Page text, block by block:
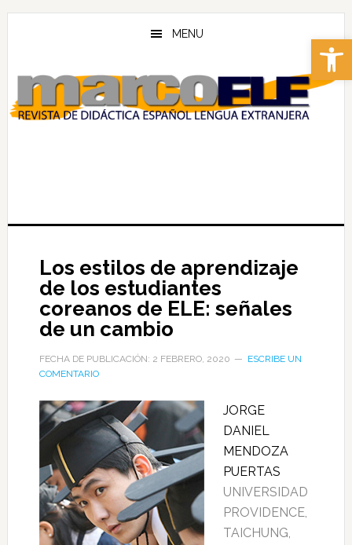
Abrir
Skip
content
Skip
MENU
Los estilos de aprendizaje
de los estudiantes
coreanos de ELE: señales
de un cambio
FECHA DE PUBLICACIÓN: 2 FEBRERO, 2020
ESCRIBE UN
COMENTARIO
JORGE
DANIEL
MENDOZA
PUERTAS
UNIVERSIDAD
PROVIDENCE,
TAICHUNG,